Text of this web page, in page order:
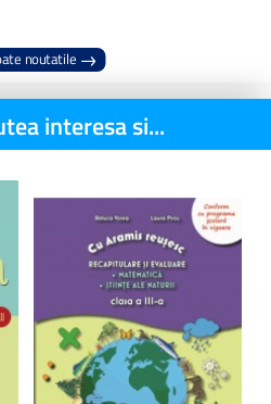
noutatile
interesa si...